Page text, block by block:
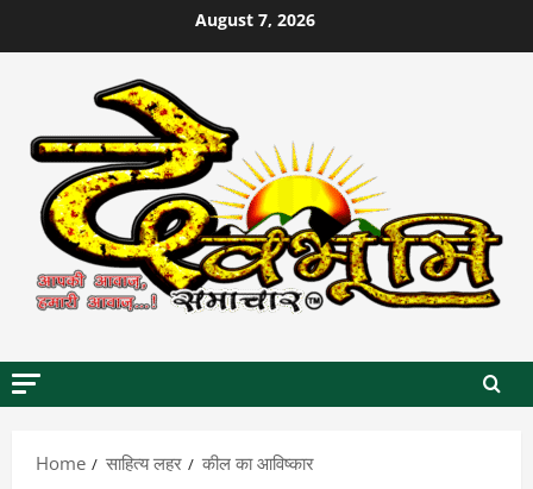
to
August 7, 2026
Home साहित्य लहर कील का आविष्कार